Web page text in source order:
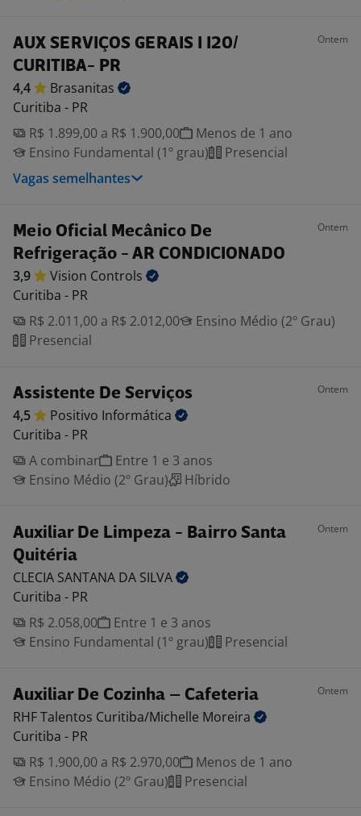
AUX SERVIÇOS GERAIS I I20/
CURITIBA- PR
Ontem
4,4
Brasanitas
Curitiba - PR
R$ 1.899,00 a R$ 1.900,00
Menos de 1 ano
Ensino Fundamental (1º grau)
Presencial
Vagas semelhantes
Meio Oficial Mecânico De
Refrigeração - AR CONDICIONADO
Ontem
3,9 Vision Controls
Curitiba - PR
R$ 2.011,00 a R$ 2.012,00
Ensino Médio (2º Grau)
Presencial
Assistente De Serviços Ontem
4,5 Positivo Informática
Curitiba - PR
A combinar
Entre 1 e 3 anos
Ensino Médio (2º Grau)
Híbrido
Auxiliar De Limpeza - Bairro Santa
Quitéria
Ontem
CLECIA SANTANA DA SILVA
Curitiba - PR
R$ 2.058,00
Entre 1 e 3 anos
Ensino Fundamental (1º grau)
Presencial
Auxiliar De Cozinha – Cafeteria Ontem
RHF Talentos Curitiba/Michelle Moreira
Curitiba - PR
R$ 1.900,00 a R$ 2.970,00
Menos de 1 ano
Ensino Médio (2º Grau)
Presencial